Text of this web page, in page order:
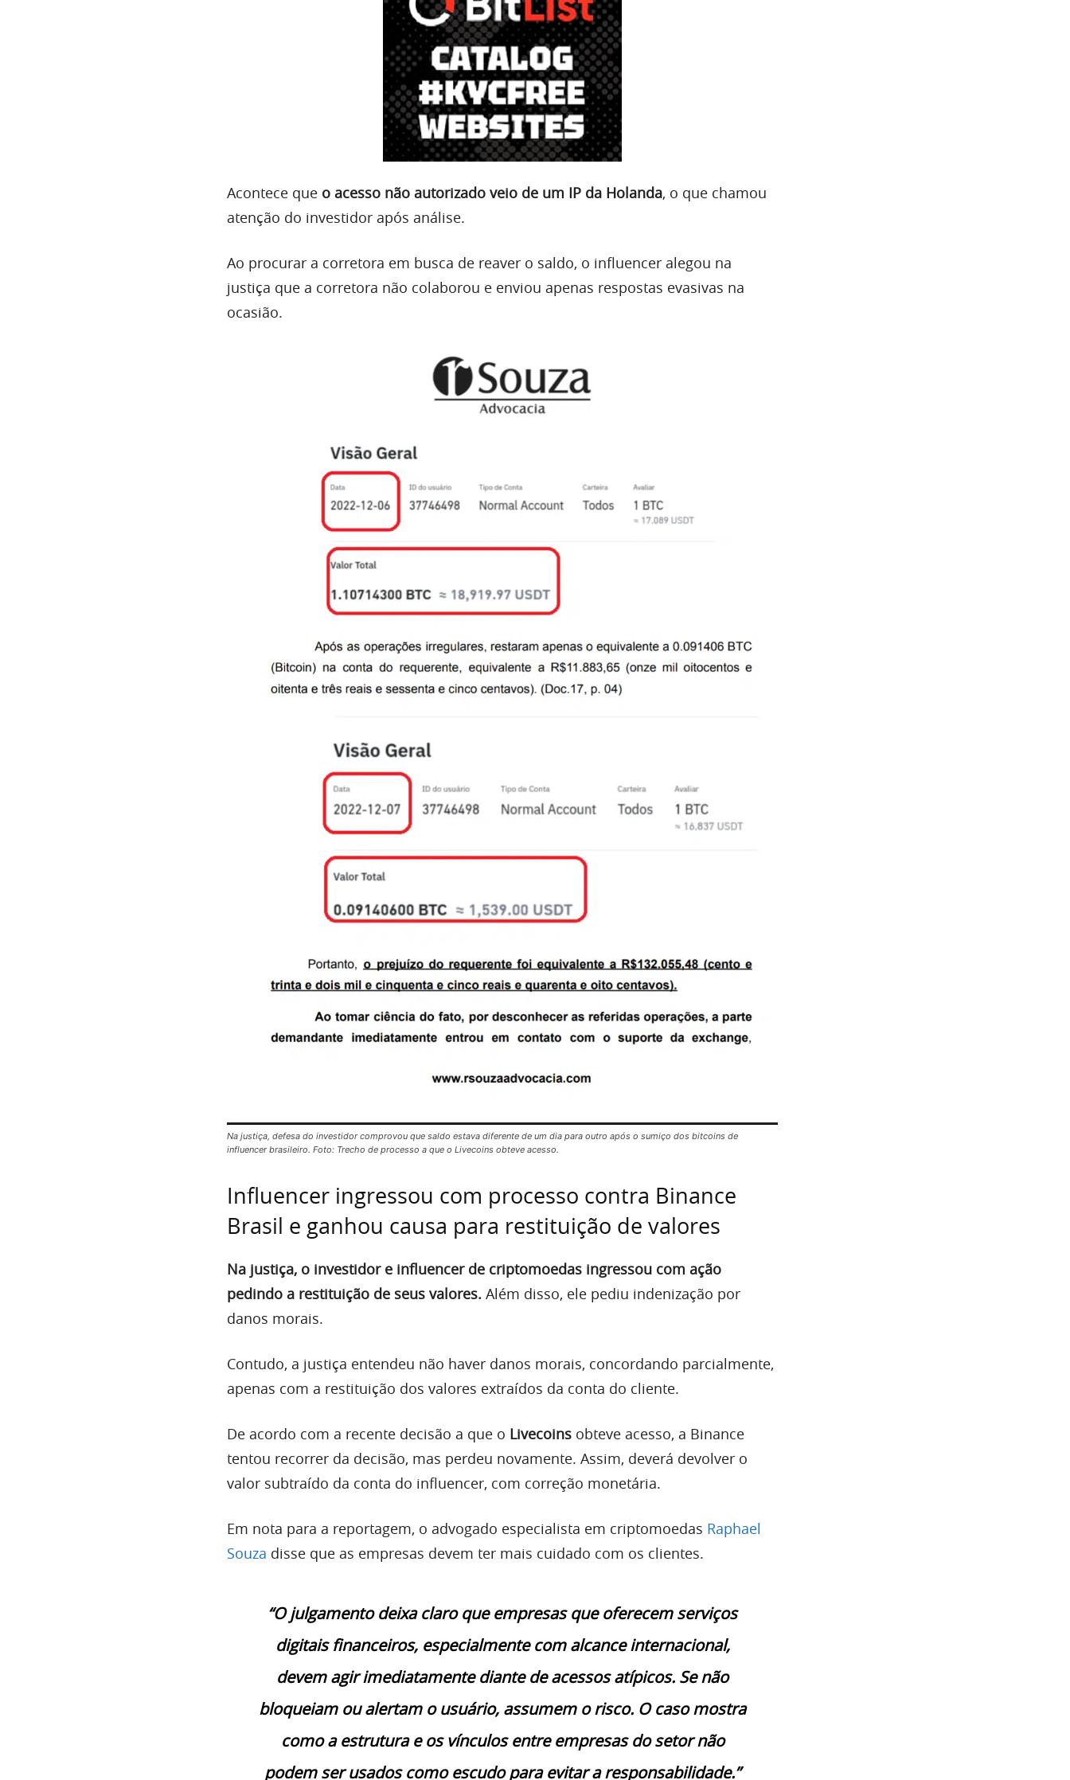
Acontece que o acesso não autorizado veio de um IP da Holanda, o que chamou
atenção do investidor após análise.
Ao procurar a corretora em busca de reaver o saldo, o influencer alegou na
justiça que a corretora não colaborou e enviou apenas respostas evasivas na
ocasião.
Na justiça, defesa do investidor comprovou que saldo estava diferente de um dia para outro após o sumiço dos bitcoins de
influencer brasileiro. Foto: Trecho de processo a que o Livecoins obteve acesso.
Influencer ingressou com processo contra Binance
Brasil e ganhou causa para restituição de valores
Na justiça, o investidor e influencer de criptomoedas ingressou com ação
pedindo a restituição de seus valores. Além disso, ele pediu indenização por
danos morais.
Contudo, a justiça entendeu não haver danos morais, concordando parcialmente,
apenas com a restituição dos valores extraídos da conta do cliente.
De acordo com a recente decisão a que o Livecoins obteve acesso, a Binance
tentou recorrer da decisão, mas perdeu novamente. Assim, deverá devolver o
valor subtraído da conta do influencer, com correção monetária.
Em nota para a reportagem, o advogado especialista em criptomoedas Raphael
Souza disse que as empresas devem ter mais cuidado com os clientes.
“O julgamento deixa claro que empresas que oferecem serviços
digitais financeiros, especialmente com alcance internacional,
devem agir imediatamente diante de acessos atípicos. Se não
bloqueiam ou alertam o usuário, assumem o risco. O caso mostra
como a estrutura e os vínculos entre empresas do setor não
podem ser usados como escudo para evitar a responsabilidade.”